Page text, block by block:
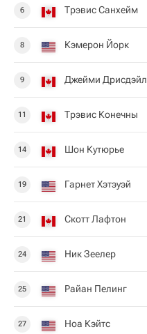
6 Трэвис Санхейм
8 Кэмерон Йорк
9 Джейми Дрисдэйл
11 Трэвис Конечны
14 Шон Кутюрье
19 Гарнет Хэтэуэй
21 Скотт Лафтон
24 Ник Зеелер
25 Райан Пелинг
27 Ноа Кэйтс